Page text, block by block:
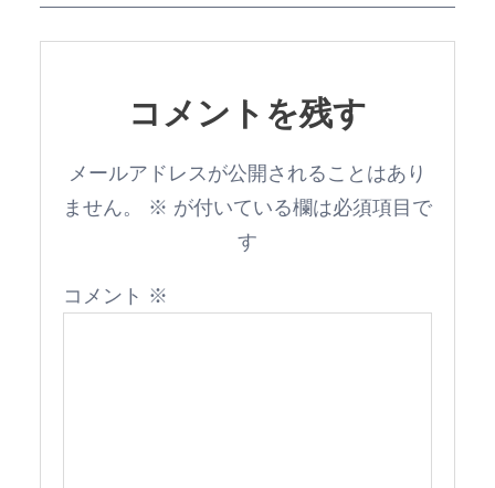
コメントを残す
メールアドレスが公開されることはあり
ません。
※ が付いている欄は必須項目で
す
コメント ※